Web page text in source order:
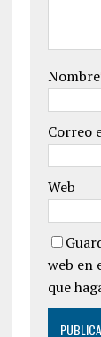
Nombre
Correo
Web
web en
que